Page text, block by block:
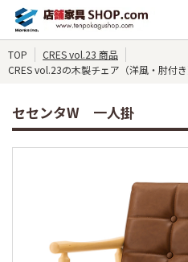
TOP
CRES vol.23 商品
CRES vol.23の木製チェア（洋風・肘
セセンタW 一人掛